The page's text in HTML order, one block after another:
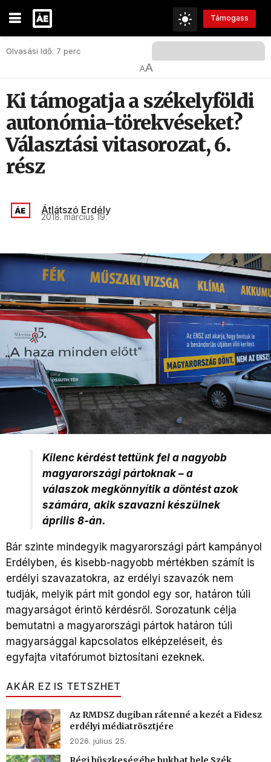
Támogass
Olvasási Idő: 7 perc
AA
Ki támogatja a székelyföldi
autonómia-törekvéseket?
Választási vitasorozat, 6.
rész
Átlátszó Erdély
2018. március 19.
Kilenc kérdést tettünk fel a nagyobb
magyarországi pártoknak – a
válaszok megkönnyítik a döntést azok
számára, akik szavazni készülnek
április 8-án.
Bár szinte mindegyik magyarországi párt kampányol
Erdélyben, és kisebb-nagyobb mértékben számít is
erdélyi szavazatokra, az erdélyi szavazók nem
tudják, melyik párt mit gondol egy sor, határon túli
magyarságot érintő kérdésről. Sorozatunk célja
bemutatni a magyarországi pártok határon túli
magyarsággal kapcsolatos elképzeléseit, és
egyfajta vitafórumot biztosítani ezeknek.
AKÁR EZ IS TETSZHET
Az RMDSZ dugiban rátenné a kezét a Fidesz
erdélyi médiatrösztjére
2026. július 25.